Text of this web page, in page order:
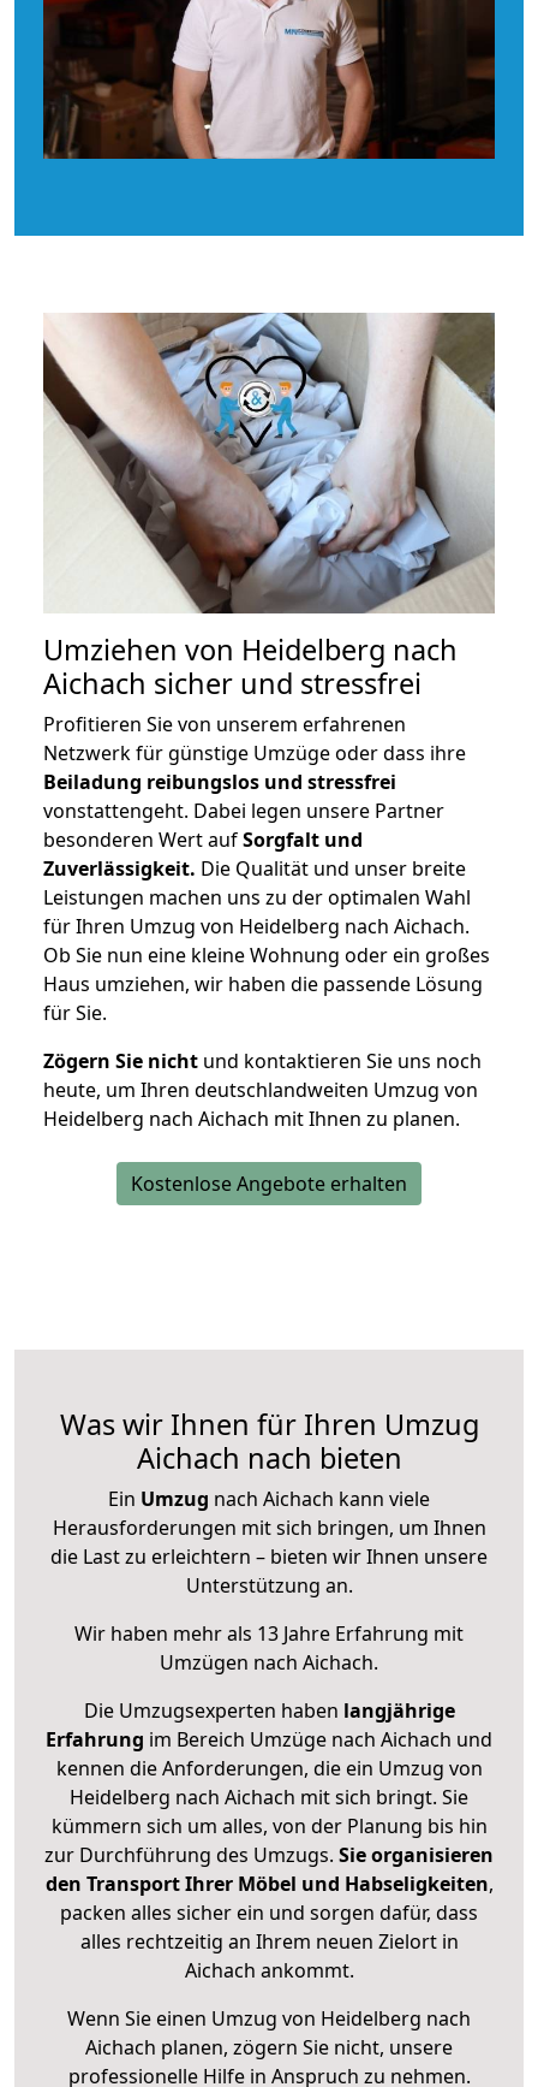
Umziehen von Heidelberg nach
Aichach sicher und stressfrei
Profitieren Sie von unserem erfahrenen
Netzwerk für günstige Umzüge oder dass ihre
Beiladung reibungslos und stressfrei
vonstattengeht. Dabei legen unsere Partner
besonderen Wert aufSorgfalt und
Zuverlässigkeit. Die Qualität und unser breite
Leistungen machen uns zu der optimalen Wahl
für Ihren Umzug von Heidelberg nach Aichach.
Ob Sie nun eine kleine Wohnung oder ein großes
Haus umziehen, wir haben die passende Lösung
für Sie.
Zögern Sie nicht und kontaktieren Sie uns noch
heute, um Ihren deutschlandweiten Umzug von
Heidelberg nach Aichach mit Ihnen zu planen.
Kostenlose Angebote erhalten
Was wir Ihnen für Ihren Umzug
Aichach nach bieten
Ein Umzug nach Aichach kann viele
Herausforderungen mit sich bringen, um Ihnen
die Last zu erleichtern – bieten wir Ihnen unsere
Unterstützung an.
Wir haben mehr als 13 Jahre Erfahrung mit
Umzügen nach Aichach.
Die Umzugsexperten haben langjährige
Erfahrung im Bereich Umzüge nach Aichach und
kennen die Anforderungen, die ein Umzug von
Heidelberg nach Aichach mit sich bringt. Sie
kümmern sich um alles, von der Planung bis hin
zur Durchführung des Umzugs. Sie organisieren
den Transport Ihrer Möbel und Habseligkeiten,
packen alles sicher ein und sorgen dafür, dass
alles rechtzeitig an Ihrem neuen Zielort in
Aichach ankommt.
Wenn Sie einen Umzug von Heidelberg nach
Aichach planen, zögern Sie nicht, unsere
professionelle Hilfe in Anspruch zu nehmen.